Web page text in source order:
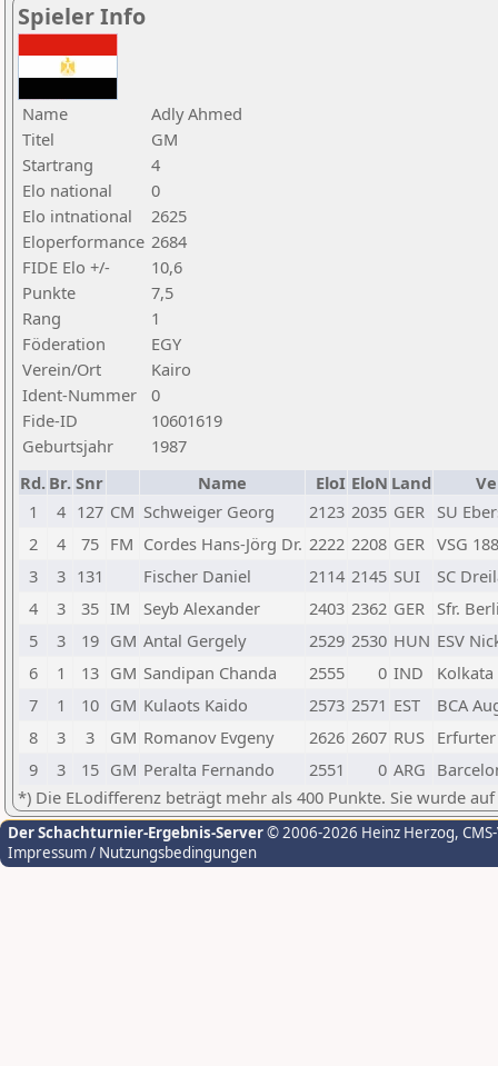
Spieler Info
Name
Adly Ahmed
Titel
GM
Startrang
4
Elo national
0
Elo intnational
2625
Eloperformance 2684
FIDE Elo +/-
10,6
Punkte
7,5
Rang
1
Föderation
EGY
Verein/Ort
Kairo
Ident-Nummer
0
Fide-ID
10601619
Geburtsjahr
1987
Rd. Br. Snr Name EloI EloN Land
1
4 127 CM Schweiger Georg 2123 2035 GER SU
2
4 75 FM Cordes Hans-Jörg Dr. 2222 2208 GER VSG
3
3 131 Fischer Daniel 2114 2145 SUI
SC
4
3 35 IM Seyb Alexander 2403 2362 GER Sfr.
5
3 19 GM Antal Gergely 2529 2530 HUN ESV
6
1 13 GM Sandipan Chanda 2555 0 IND
Kolkata
7
1 10 GM Kulaots Kaido 2573 2571 EST
BCA
8
3 3 GM Romanov Evgeny 2626 2607 RUS Erfurter
9
3 15 GM Peralta Fernando 2551 0 ARG
*) Die ELodifferenz beträgt mehr als 400 Punkte. Sie wurde
Der Schachturnier-Ergebnis-Server© 2006-2026 Heinz Herzog,
Impressum / Nutzungsbedingungen